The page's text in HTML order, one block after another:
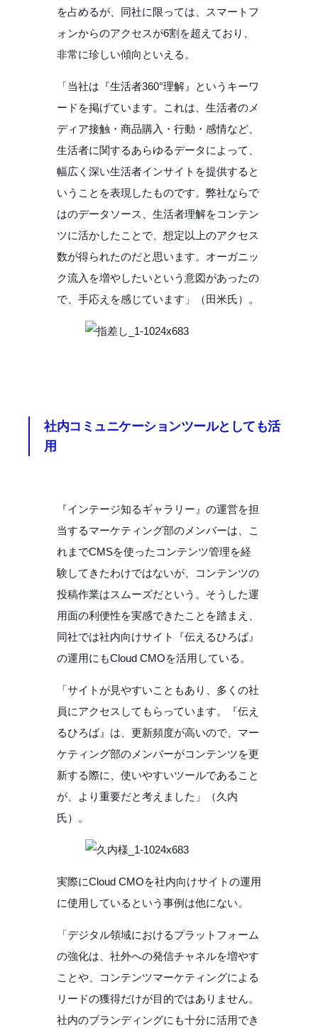
を占めるが、同社に限っては、スマートフ
ォンからのアクセスが6割を超えており、
非常に珍しい傾向といえる。
「当社は『生活者360°理解』というキーワ
ードを掲げています。これは、生活者のメ
ディア接触・商品購入・行動・感情など、
生活者に関するあらゆるデータによって、
幅広く深い生活者インサイトを提供すると
いうことを表現したものです。弊社ならで
はのデータソース、生活者理解をコンテン
ツに活かしたことで、想定以上のアクセス
数が得られたのだと思います。オーガニッ
ク流入を増やしたいという意図があったの
で、手応えを感じています」（田米氏）。
社内コミュニケーションツールとしても活
用
『インテージ知るギャラリー』の運営を担
当するマーケティング部のメンバーは、こ
れまでCMSを使ったコンテンツ管理を経
験してきたわけではないが、コンテンツの
投稿作業はスムーズだという。そうした運
用面の利便性を実感できたことを踏まえ、
同社では社内向けサイト『伝えるひろば』
の運用にもCloud CMOを活用している。
「サイトが見やすいこともあり、多くの社
員にアクセスしてもらっています。『伝え
るひろば』は、更新頻度が高いので、マー
ケティング部のメンバーがコンテンツを更
新する際に、使いやすいツールであること
が、より重要だと考えました」（久内
氏）。
実際にCloud CMOを社内向けサイトの運用
に使用しているという事例は他にない。
「デジタル領域におけるプラットフォーム
の強化は、社外への発信チャネルを増やす
ことや、コンテンツマーケティングによる
リードの獲得だけが目的ではありません。
社内のブランディングにも十分に活用でき